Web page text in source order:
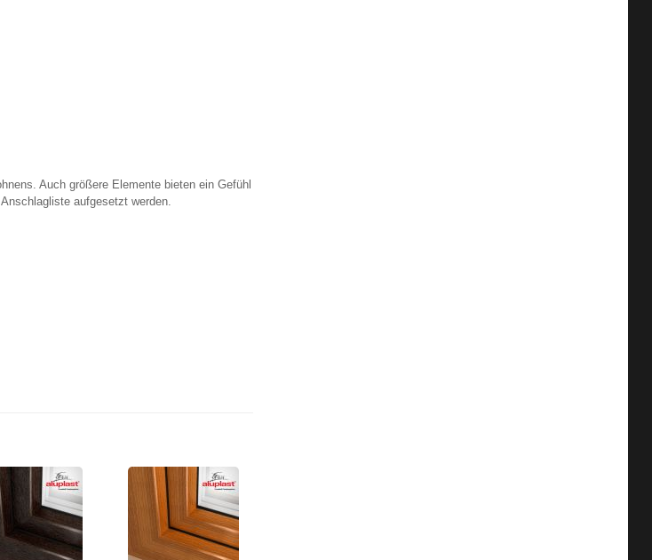
Auch größere Elemente bieten ein Gefühl
aufgesetzt werden.